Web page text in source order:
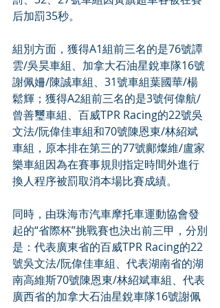
后加罰35秒。
組別方面，獲得A1組前三名的是76號譚
雲/吳昊車組、加拿大石油星銳車隊16號
謝佩姍/陳誠車組、31號車組葉國華/楊
鬆輝；獲得A2組前三名的是3號何偉航/
曾善璽車組、百威TPR Racing的22號吳
文法/阮偉佳車組和70號陳恩東/林紹斌
車組，原本排在第三的77號鄺燦維/盧家
樂車組因為在賽事規則指定時間外進行
換人程序被罰取消本場比賽成績。
同時，由珠海市汽車摩托車運動協會發
起的“省際杯”挑戰賽也決出前三甲，分別
是：代表廣東省的百威TPR Racing的22
號吳文法/阮偉佳車組、代表湖南省的湖
南高維斯70號陳恩東/林紹斌車組、代表
廣西省的加拿大石油星銳車隊16號謝佩